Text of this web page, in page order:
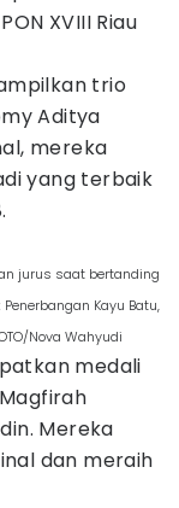
XVIII Riau
trio
Aditya
mereka
yang terbaik
jurus saat bertanding
Kayu Batu,
Nova Wahyudi
medali
Mereka
dan meraih